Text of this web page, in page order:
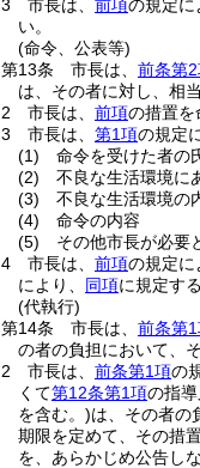
3
市長は、 前項の規定に
い。
(命令、公表等)
第13条
市長は、 前条第
は、その者に対し、相
2
市長は、 前項の措置を
3
市長は、 第1項の規定
(1)
命令を受けた者の
(2)
不良な生活環境に
(3)
不良な生活環境の
(4)
命令の内容
(5)
その他市長が必要
4
市長は、 前項の規定に
により、 同項に規定す
(代執行)
第14条
市長は、 前条第
の者の負担において、
2
市長は、 前条第1項の
くて第12条第1項の指
を含む。)は、その者の
期限を定めて、その措
を、あらかじめ公告し